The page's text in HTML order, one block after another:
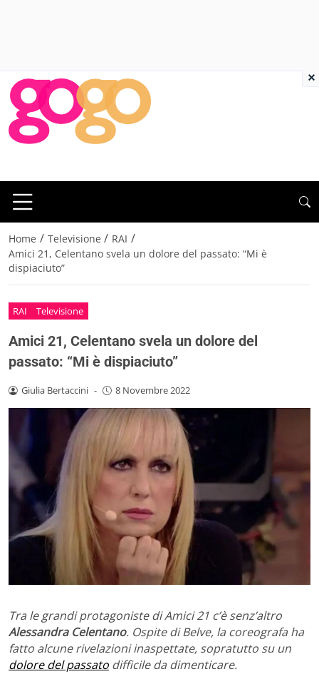
Home / Televisione / RAI /
Amici 21, Celentano svela un dolore del passato: “Mi è
dispiaciuto”
RAI Televisione
Amici 21, Celentano svela un dolore del
passato: “Mi è dispiaciuto”
Giulia Bertaccini - 8 Novembre 2022
Tra le grandi protagoniste di Amici 21 c’è senz’altro
Alessandra Celentano. Ospite di Belve, la coreografa ha
fatto alcune rivelazioni inaspettate, sopratutto su un
dolore del passato difficile da dimenticare.
×